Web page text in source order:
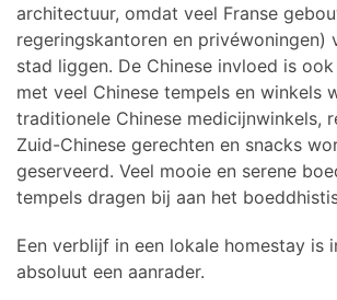
architectuur, omdat veel Franse
regeringskantoren en privéwoningen)
stad liggen. De Chinese invloed is
met veel Chinese tempels en winkels
traditionele Chinese medicijnwinkels,
Zuid-Chinese gerechten en snacks
geserveerd. Veel mooie en serene
tempels dragen bij aan het
Een verblijf in een lokale homestay is
absoluut een aanrader.